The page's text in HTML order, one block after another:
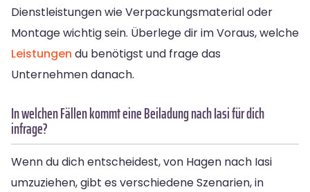
Dienstleistungen wie Verpackungsmaterial oder
Montage wichtig sein. Überlege dir im Voraus, welche
Leistungen du benötigst und frage das
Unternehmen danach.
In welchen Fällen kommt eine Beiladung nach Iasi für dich
infrage?
Wenn du dich entscheidest, von Hagen nach Iasi
umzuziehen, gibt es verschiedene Szenarien, in